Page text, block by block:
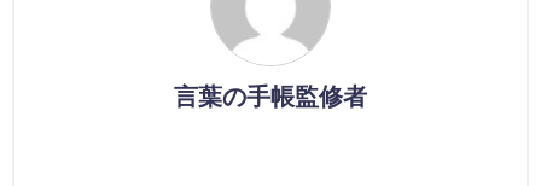
言葉の手帳監修者